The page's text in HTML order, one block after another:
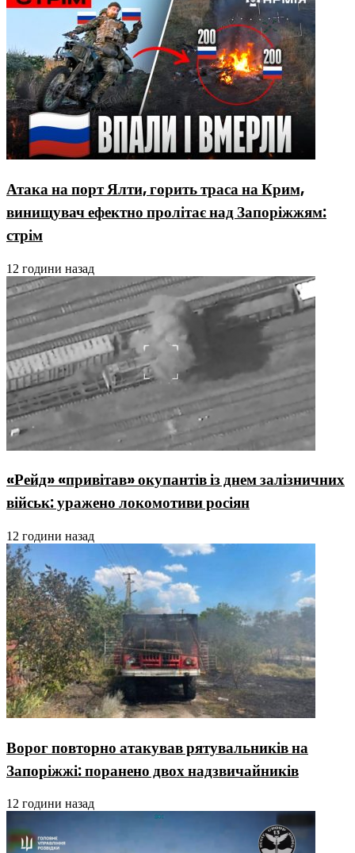
Атака на порт Ялти, горить траса на Крим,
винищувач ефектно пролітає над Запоріжжям:
стрім
12 години назад
«Рейд» «привітав» окупантів із днем залізничних
військ: уражено локомотиви росіян
12 години назад
Ворог повторно атакував рятувальників на
Запоріжжі: поранено двох надзвичайників
12 години назад